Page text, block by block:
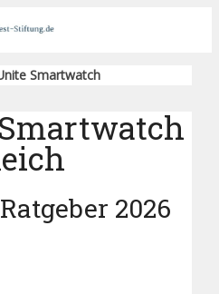
Smartwatch
2026